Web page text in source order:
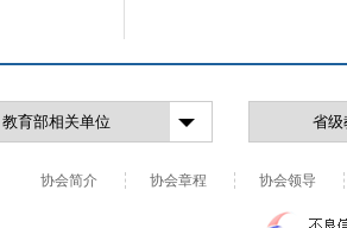
协会简介 协会章程 协会领导